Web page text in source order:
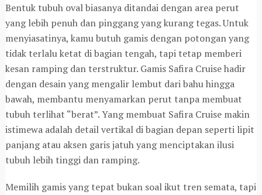
Bentuk tubuh oval biasanya ditandai dengan area perut
yang lebih penuh dan pinggang yang kurang tegas. Untuk
menyiasatinya, kamu butuh gamis dengan potongan yang
tidak terlalu ketat di bagian tengah, tapi tetap memberi
kesan ramping dan terstruktur. Gamis Safira Cruise hadir
dengan desain yang mengalir lembut dari bahu hingga
bawah, membantu menyamarkan perut tanpa membuat
tubuh terlihat “berat”. Yang membuat Safira Cruise makin
istimewa adalah detail vertikal di bagian depan seperti lipit
panjang atau aksen garis jatuh yang menciptakan ilusi
tubuh lebih tinggi dan ramping.
Memilih gamis yang tepat bukan soal ikut tren semata, tapi